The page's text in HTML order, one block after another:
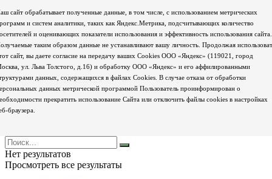
сайт обрабатывает полученные данные, в том числе, с использованием метрических
и систем аналитики, таких как Яндекс.Метрика, подсчитывающих количество
и оценивающих показатели использования и эффективность использования сайта.
таким образом данные не устанавливают вашу личность. Продолжая
сайт, вы даете согласие на передачу ваших Cookies ООО «Яндекс» (119021, город
ул. Льва Толстого, д.16) и обработку ООО «Яндекс» и его аффилированными
данных, содержащихся в файлах Cookies. В случае отказа от обработки
данных метрической программой Пользователь проинформирован о
прекратить использование Сайта или отключить файлы cookies в настройках
браузера.
Нет результатов
Просмотреть все результаты